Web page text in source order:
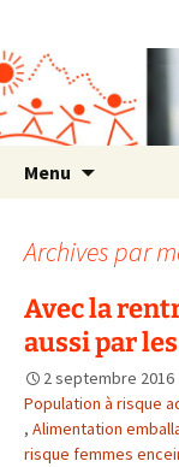
Rhône Alpes
Un environnement
la santé de tous
Menu
Archives par
Avec la
aussi par
2 septembre 2016
Population à risque
, Alimentation
risque femmes